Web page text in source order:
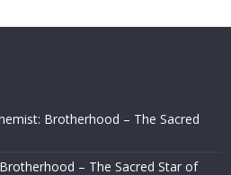
Brotherhood – The Sacred
– The Sacred Star of